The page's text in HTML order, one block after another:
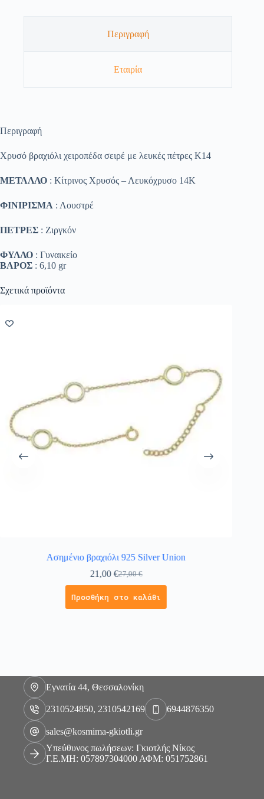
Περιγραφή
Εταιρία
Περιγραφή
Χρυσό βραχιόλι χειροπέδα σειρέ με λευκές πέτρες Κ14
ΜΕΤΑΛΛΟ : Κίτρινος Χρυσός – Λευκόχρυσο 14K
ΦΙΝΙΡΙΣΜΑ : Λουστρέ
ΠΕΤΡΕΣ : Ζιργκόν
ΦΥΛΛΟ : Γυναικείο
ΒΑΡΟΣ : 6,10 gr
Σχετικά προϊόντα
Ασημένιο βραχιόλι 925 Silver Union
27,00€
21,00 €
Προσθήκη στο καλάθι
Εγνατία 44, Θεσσαλονίκη
2310524850, 2310542169 6944876350
sales@kosmima-gkiotli.gr
Υπεύθυνος πωλήσεων: Γκιοτλής Νίκος
Γ.Ε.ΜΗ: 057897304000 ΑΦΜ: 051752861